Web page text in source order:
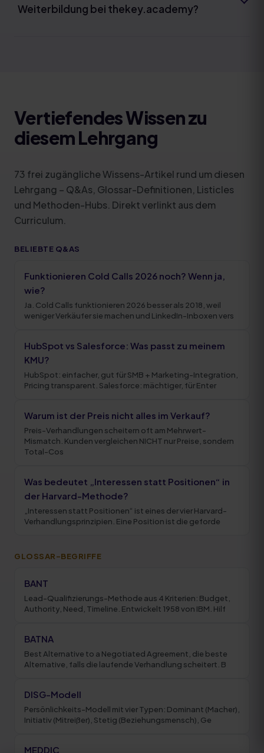
Weiterbildung bei thekey.academy?
Vertiefendes Wissen zu
diesem Lehrgang
73 frei zugängliche Wissens-Artikel rund um diesen
Lehrgang – Q&As, Glossar-Definitionen, Listicles
und Methoden-Hubs. Direkt verlinkt aus dem
Curriculum.
BELIEBTE Q&AS
Funktionieren Cold Calls 2026 noch? Wenn ja,
wie?
Ja. Cold Calls funktionieren 2026 besser als 2018, weil
weniger Verkäufer sie machen und LinkedIn-Inboxen vers
HubSpot vs Salesforce: Was passt zu meinem
KMU?
HubSpot: einfacher, gut für SMB + Marketing-Integration,
Pricing transparent. Salesforce: mächtiger, für Enter
Warum ist der Preis nicht alles im Verkauf?
Preis-Verhandlungen scheitern oft am Mehrwert-
Mismatch. Kunden vergleichen NICHT nur Preise, sondern
Total-Cos
Was bedeutet „Interessen statt Positionen“ in
der Harvard-Methode?
„Interessen statt Positionen“ ist eines der vier Harvard-
Verhandlungsprinzipien. Eine Position ist die geforde
GLOSSAR-BEGRIFFE
BANT
Lead-Qualifizierungs-Methode aus 4 Kriterien: Budget,
Authority, Need, Timeline. Entwickelt 1958 von IBM. Hilf
BATNA
Best Alternative to a Negotiated Agreement, die beste
Alternative, falls die laufende Verhandlung scheitert. B
DISG-Modell
Persönlichkeits-Modell mit vier Typen: Dominant (Macher),
Initiativ (Mitreißer), Stetig (Beziehungsmensch), Ge
MEDDIC